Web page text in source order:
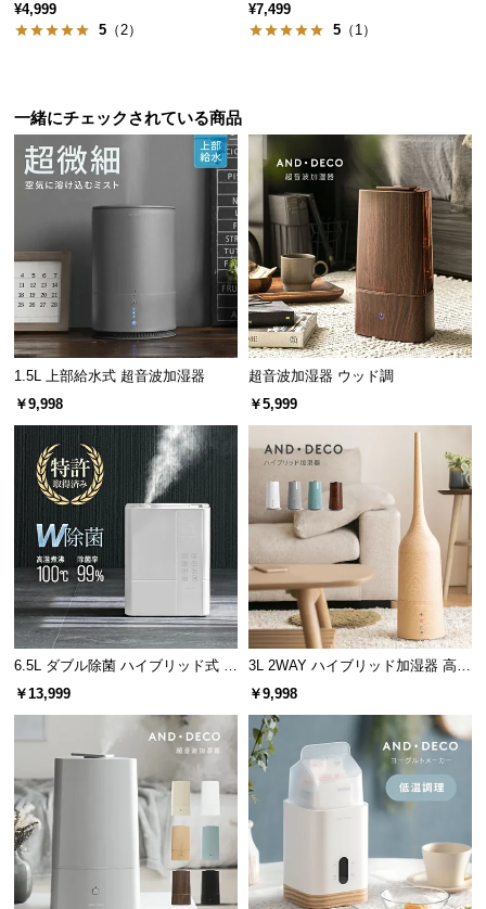
ロ
グ
企
業
情
報
¥4,999
5 （2）
¥7,499
5 （1）
一緒にチェックされている商品
1.5L 上部給水式 超音波加湿器
￥9,998
超音波加湿器 ウッド調
￥5,999
6.5L ダブル除菌 ハイブリッド式 U
Vライト+ヒーター除菌機能付き
￥13,999
3L 2WAY ハイブリッド加湿器 高さ
調整可能
￥9,998